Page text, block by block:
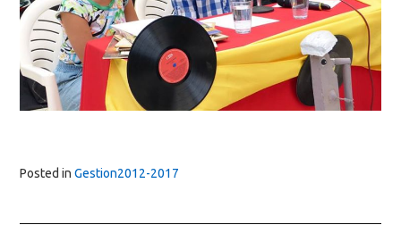
Posted in Gestion2012-2017